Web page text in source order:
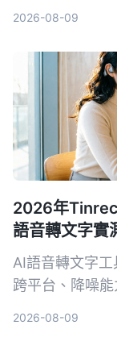
2026-08-09
2026年
語音轉文字實
AI語音轉文字工
跨平台、降噪
2026-08-09